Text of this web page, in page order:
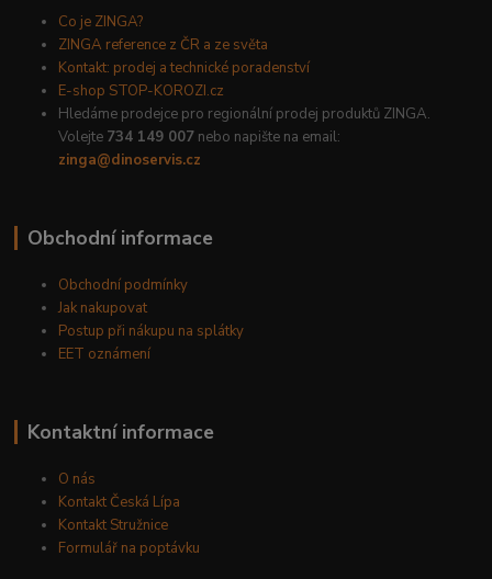
Co je ZINGA?
ZINGA reference z ČR a ze světa
Kontakt: prodej a technické poradenství
E-shop STOP-KOROZI.cz
Hledáme prodejce pro regionální prodej produktů ZINGA.
Volejte 734 149 007 nebo napište na email:
zinga@dinoservis.cz
Obchodní informace
Obchodní podmínky
Jak nakupovat
Postup při nákupu na splátky
EET oznámení
Kontaktní informace
O nás
Kontakt Česká Lípa
Kontakt Stružnice
Formulář na poptávku